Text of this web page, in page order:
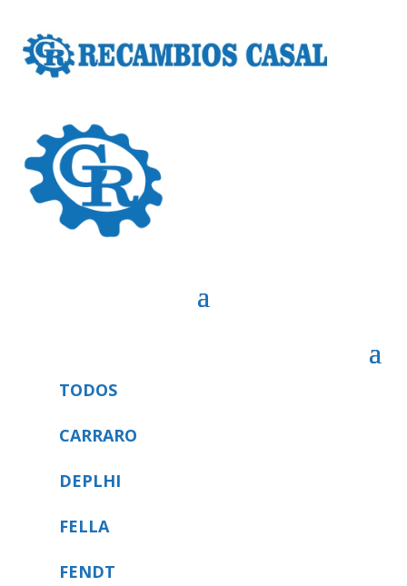
TODOS
CARRARO
DEPLHI
FELLA
FENDT